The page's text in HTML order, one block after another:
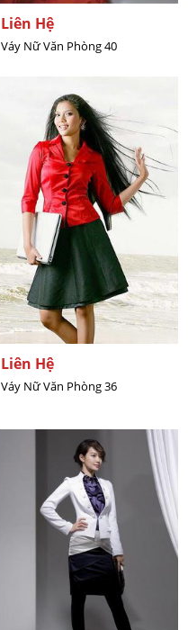
Liên Hệ
Váy Nữ Văn Phòng 40
Liên Hệ
Váy Nữ Văn Phòng 36